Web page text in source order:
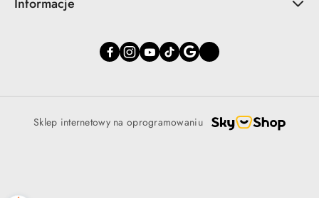
Sklep internetowy na oprogramowaniu